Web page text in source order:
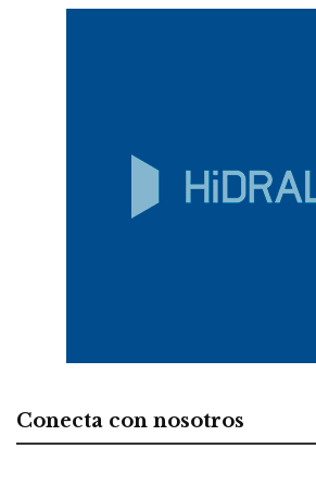
Conecta con nosotros